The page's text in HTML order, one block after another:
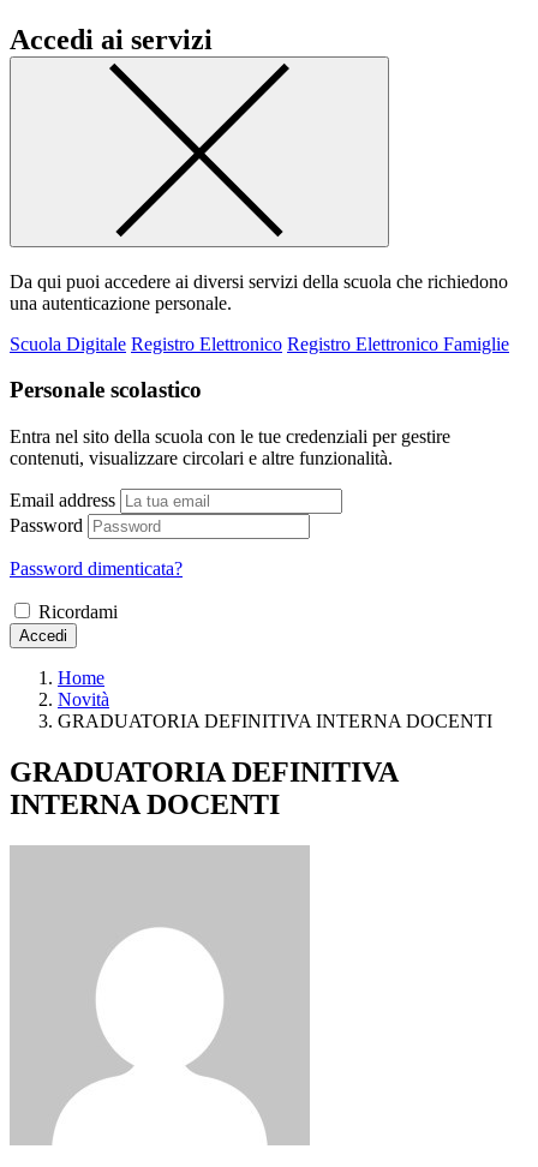
Accedi ai servizi
Da qui puoi accedere ai diversi servizi della scuola che richiedono
una autenticazione personale.
Scuola Digitale Registro Elettronico Registro Elettronico Famiglie
Personale scolastico
Entra nel sito della scuola con le tue credenziali per gestire
contenuti, visualizzare circolari e altre funzionalità.
Email address
Password
Password dimenticata?
Ricordami
Accedi
Home
Novità
GRADUATORIA DEFINITIVA INTERNA DOCENTI
GRADUATORIA DEFINITIVA
INTERNA DOCENTI